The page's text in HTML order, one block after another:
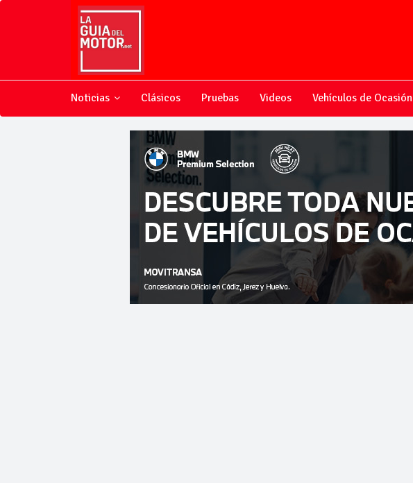
Noticias Clásicos Pruebas Videos Vehículos de Ocasión